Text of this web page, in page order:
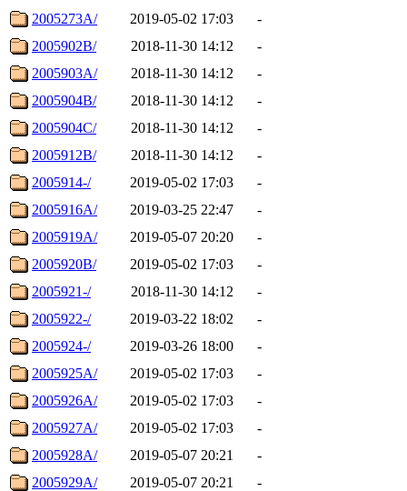
2005273A/
2019-05-02 17:03
-
2005902B/
2018-11-30 14:12
-
2005903A/
2018-11-30 14:12
-
2005904B/
2018-11-30 14:12
-
2005904C/
2018-11-30 14:12
-
2005912B/
2018-11-30 14:12
-
2005914-/
2019-05-02 17:03
-
2005916A/
2019-03-25 22:47
-
2005919A/
2019-05-07 20:20
-
2005920B/
2019-05-02 17:03
-
2005921-/
2018-11-30 14:12
-
2005922-/
2019-03-22 18:02
-
2005924-/
2019-03-26 18:00
-
2005925A/
2019-05-02 17:03
-
2005926A/
2019-05-02 17:03
-
2005927A/
2019-05-02 17:03
-
2005928A/
2019-05-07 20:21
-
2005929A/
2019-05-07 20:21
-